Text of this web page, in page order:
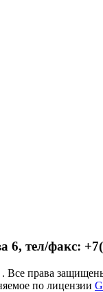
6, тел/факс:
права
по лицензии